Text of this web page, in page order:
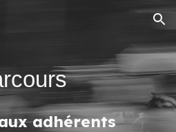
Skip to navigation
adhérents